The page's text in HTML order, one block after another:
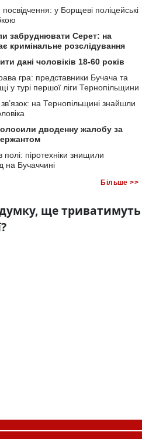
у Борщеві поліцейські
забруднювати Серет: на
кримінальне розслідування
дані чоловіків 18-60 років
гра: представники Бучача та
у турі першої ліги Тернопільщини
на Тернопільщині знайшли
дводенну жалобу за
піротехніки знищили
на Бучаччині
Більше >>
ще триватимуть